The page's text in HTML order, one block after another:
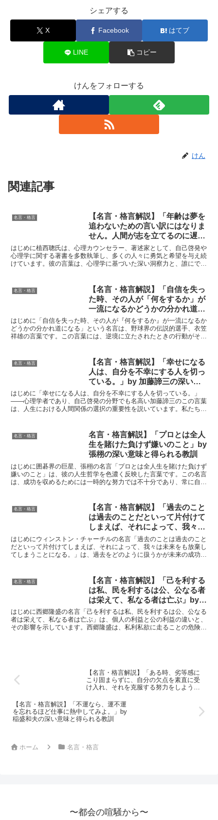
シェアする
X Facebook はてブ
LINE コピー
けんをフォローする
けん
関連記事
名言・格言
【名言・格言解説】「年齢は夢を
追わないための言い訳にはなりま
せん。人間が志を立てるのに遅す
ぎるということはないのです。」
by 植西聰の深い意味と得られる
教訓
はじめに植西聰氏は、心理カウンセラー、著述家として、自己啓発や
心理学に関する著書を多数執筆し、多くの人々に勇気と希望を与え続
けています。彼の言葉は、心理学に基づいた深い洞察力と、誰にでも
名言・格言
【名言・格言解説】「自信を失っ
た時、その人が「何をするか」が
一流になるかどうかの分かれ道に
なる」by 衣笠祥雄の深い意味と
得られる教訓
はじめに「自信を失った時、その人が『何をするか』が一流になるか
どうかの分かれ道になる」という名言は、野球界の伝説的選手、衣笠
祥雄の言葉です。この言葉には、逆境に立たされたときの行動がその
名言・格言
【名言・格言解説】「幸せになる
人は、自分を不幸にする人を切っ
ている。」by 加藤諦三の深い意
味と得られる教訓
はじめに「幸せになる人は、自分を不幸にする人を切っている。」
——心理学者であり、自己啓発の分野でも名高い加藤諦三のこの言葉
は、人生における人間関係の選択の重要性を説いています。私たちは
名言・格言
名言・格言解説】「プロとは全人
生を賭けた負けず嫌いのこと」by
張栩の深い意味と得られる教訓
はじめに囲碁界の巨星、張栩の名言「プロとは全人生を賭けた負けず
嫌いのこと」は、彼の人生哲学を色濃く反映した言葉です。この名言
は、成功を収めるためには一時的な努力では不十分であり、常に自ら
名言・格言
【名言・格言解説】「過去のこと
は過去のことだといって片付けて
しまえば、それによって、我々は
未来をも放棄してしまうことにな
る。」by チャーチルの深い意味
と得られる教訓
はじめにウィンストン・チャーチルの名言「過去のことは過去のこと
だといって片付けてしまえば、それによって、我々は未来をも放棄し
てしまうことになる。」は、過去をどのように扱うかが未来の成功に
名言・格言
【名言・格言解説】「己を利する
は私、民を利するは公、公なる者
は栄えて、私なる者は亡ぶ」by
西郷隆盛の深い意味と得られる教
訓
はじめに西郷隆盛の名言「己を利するは私、民を利するは公、公なる
者は栄えて、私なる者は亡ぶ」は、個人の利益と公の利益の違いと、
その影響を示しています。西郷隆盛は、私利私欲に走ることの危険性
【名言・格言解説】「ある時、劣等感に
こり固まらずに、自分の欠点を素直に受
け入れ、それを克服する努力をしようと
わうこともないと考えたのです。」by 稲
盛和夫の深い意味と得られる教訓
【名言・格言解説】「不運なら、運不運
を忘れるほど仕事に熱中してみよ。」by
稲盛和夫の深い意味と得られる教訓
ホーム 名言・格言
〜都会の喧騒から〜